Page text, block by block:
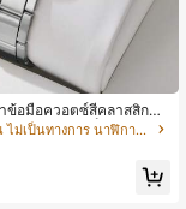
ข้อมือควอตซ์สีคลาสสิกแบ
าสวล หน้าปัดเล็ก มาตราส่
ญิง สายสแตนเลส (ชุดเดีย
นั้น)
ใน ไม่เป็นทางการ นาฬิกาควอทซ์ผู้หญิง